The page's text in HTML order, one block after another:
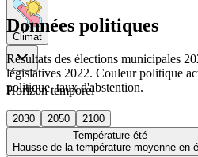
Climat
Horizon temporel
2030 2050
2100
Température été
Hausse de la température moyenne en
Données politiques
Résultats des élections municipales
législatives 2022. Couleur politique
politique, taux d'abstention.